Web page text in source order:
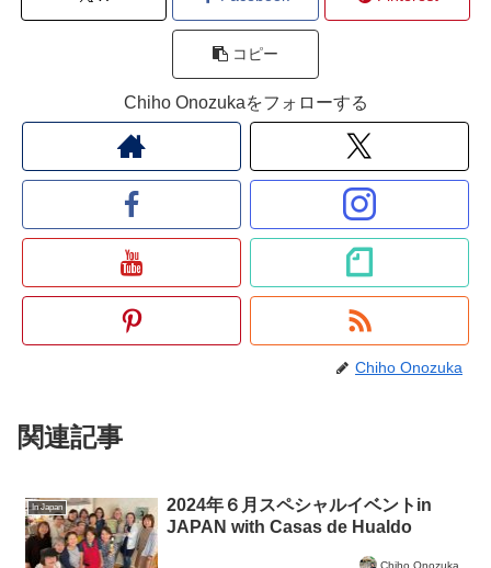
コピー
Chiho Onozukaをフォローする
Chiho Onozuka
関連記事
In Japan
2024年６月スペシャルイベントin
JAPAN with Casas de Hualdo
Chiho Onozuka